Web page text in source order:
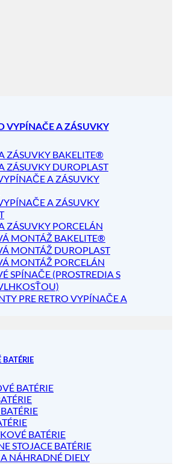
VYPÍNAČE A ZÁSUVKY
ZÁSUVKY BAKELITE®
ZÁSUVKY DUROPLAST
A ZÁSUVKY
A ZÁSUVKY
ZÁSUVKY PORCELÁN
MONTÁŽ BAKELITE®
MONTÁŽ DUROPLAST
MONTÁŽ PORCELÁN
SPÍNAČE (PROSTREDIA S
PRE RETRO VYPÍNAČE A
BATÉRIE
BATÉRIE
STOJACE BATÉRIE
NÁHRADNÉ DIELY